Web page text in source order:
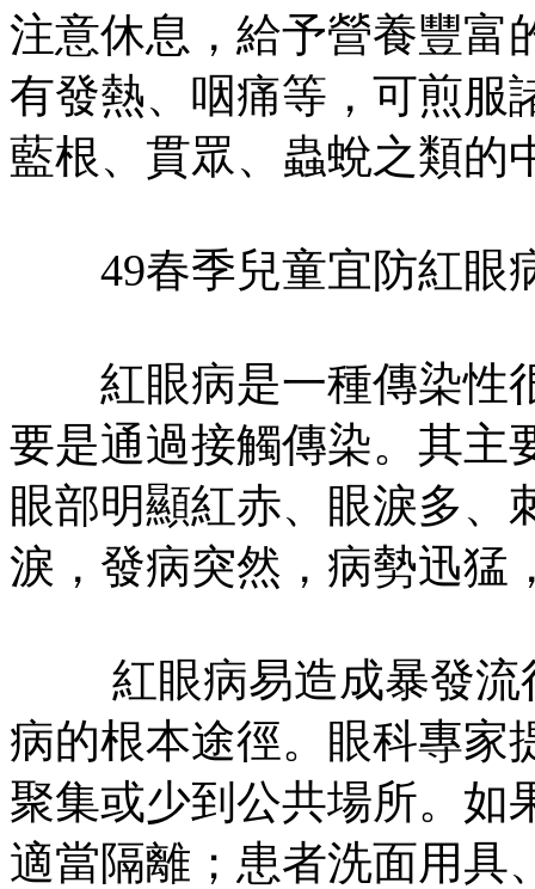
注意休息，給予營養豐富
有發熱、咽痛等，可煎服
藍根、貫眾、蟲蛻之類的
49春季兒童宜防紅眼
紅眼病是一種傳染性
要是通過接觸傳染。其主
眼部明顯紅赤、眼淚多、
淚，發病突然，病勢迅猛
紅眼病易造成暴發流
病的根本途徑。眼科專家
聚集或少到公共場所。如
適當隔離；患者洗面用具